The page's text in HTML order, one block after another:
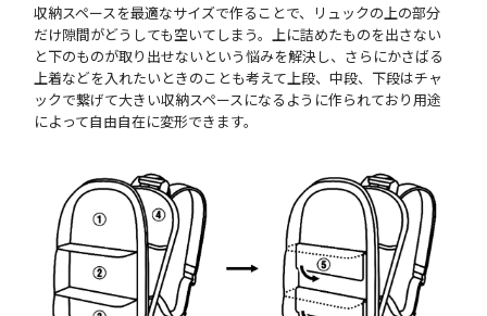
収納スペースを最適なサイズで作ることで、リュックの上の部分
だけ隙間がどうしても空いてしまう。上に詰めたものを出さない
と下のものが取り出せないという悩みを解決し、さらにかさばる
上着などを入れたいときのことも考えて上段、中段、下段はチャ
ックで繋げて大きい収納スペースになるように作られており用途
によって自由自在に変形できます。